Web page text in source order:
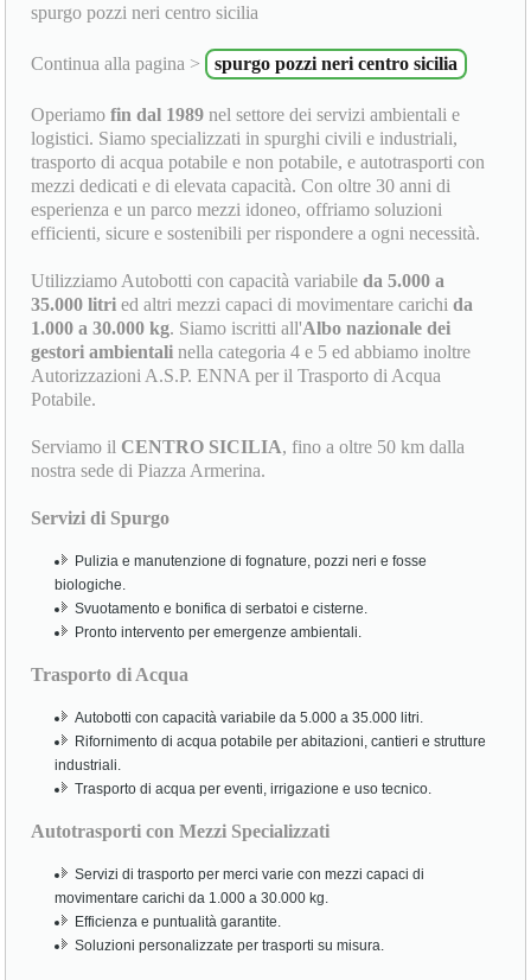
spurgo pozzi neri centro sicilia
Continua alla pagina > spurgo pozzi neri centro sicilia
Operiamofin dal 1989 nel settore dei servizi ambientali e
logistici. Siamo specializzati in spurghi civili e industriali,
trasporto di acqua potabile e non potabile, e autotrasporti con
mezzi dedicati e di elevata capacità. Con oltre 30 anni di
esperienza e un parco mezzi idoneo, offriamo soluzioni
efficienti, sicure e sostenibili per rispondere a ogni necessità.
Utilizziamo Autobotti con capacità variabileda 5.000 a
35.000 litri ed altri mezzi capaci di movimentare carichida
1.000 a 30.000 kg. Siamo iscritti all'Albo nazionale dei
gestori ambientali nella categoria 4 e 5 ed abbiamo inoltre
Autorizzazioni A.S.P. ENNA per il Trasporto di Acqua
Potabile.
Serviamo il CENTRO SICILIA, fino a oltre 50 km dalla
nostra sede di Piazza Armerina.
Servizi di Spurgo
Pulizia e manutenzione di fognature, pozzi neri e fosse
biologiche.
Svuotamento e bonifica di serbatoi e cisterne.
Pronto intervento per emergenze ambientali.
Trasporto di Acqua
Autobotti con capacità variabile da 5.000 a 35.000 litri.
Rifornimento di acqua potabile per abitazioni, cantieri e strutture
industriali.
Trasporto di acqua per eventi, irrigazione e uso tecnico.
Autotrasporti con Mezzi Specializzati
Servizi di trasporto per merci varie con mezzi capaci di
movimentare carichi da 1.000 a 30.000 kg.
Efficienza e puntualità garantite.
Soluzioni personalizzate per trasporti su misura.